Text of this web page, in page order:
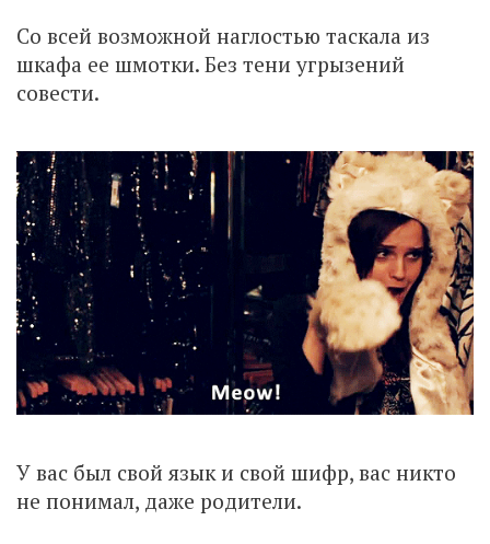
Со всей возможной наглостью таскала из
шкафа ее шмотки. Без тени угрызений
совести.
У вас был свой язык и свой шифр, вас никто
не понимал, даже родители.